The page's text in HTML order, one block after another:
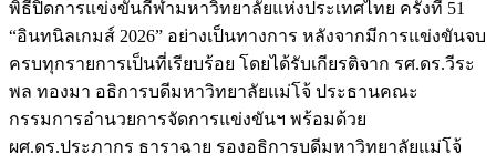
พิธีปิดการแข่งขันกีฬามหาวิทยาลัยแห่งประเทศไทย ครั้งที่ 51
“อินทนิลเกมส์ 2026” อย่างเป็นทางการ หลังจากมีการแข่งขันจบ
ครบทุกรายการเป็นที่เรียบร้อย โดยได้รับเกียรติจาก รศ.ดร.วีระ
พล ทองมา อธิการบดีมหาวิทยาลัยแม่โจ้ ประธานคณะ
กรรมการอำนวยการจัดการแข่งขันฯ พร้อมด้วย
ผศ.ดร.ประภากร ธาราฉาย รองอธิการบดีมหาวิทยาลัยแม่โจ้